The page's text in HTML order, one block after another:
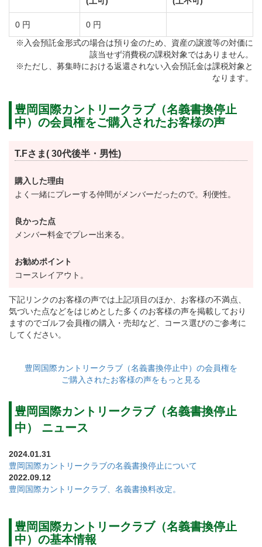
0 円
0 円
※入会預託金形式の場合は預り金のため、資産の譲渡等の対価に
該当せず消費税の課税対象ではありません。
※ただし、募集時における返還されない入会預託金は課税対象と
なります。
豊岡国際カントリークラブ（名義書換停止
中）の会員権をご購入されたお客様の声
T.Fさま( 30代後半・男性)
購入した理由
よく一緒にプレーする仲間がメンバーだったので。利便性。
良かった点
メンバー料金でプレー出来る。
お勧めポイント
コースレイアウト。
下記リンクのお客様の声では上記項目のほか、お客様の不満点、
気づいた点などをはじめとした多くのお客様の声を掲載しており
ますのでゴルフ会員権の購入・売却など、コース選びのご参考に
してください。
豊岡国際カントリークラブ（名義書換停止中）の会員権を
ご購入されたお客様の声をもっと見る
豊岡国際カントリークラブ（名義書換停止
中） ニュース
2024.01.31
豊岡国際カントリークラブの名義書換停止について
2022.09.12
豊岡国際カントリークラブ、名義書換料改定。
豊岡国際カントリークラブ（名義書換停止
中）の基本情報